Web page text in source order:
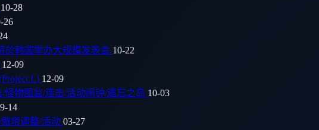
10-28
26
於韩国举办大规模发表会 10-22
12-09
L) 12-09
/怪物图监/连击/活动闹钟/遗忘之岛 10-03
14
塔调整/活动 03-27